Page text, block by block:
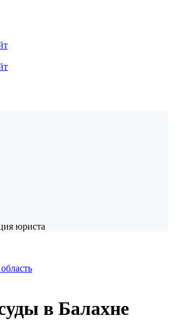
юриста
в Балахне